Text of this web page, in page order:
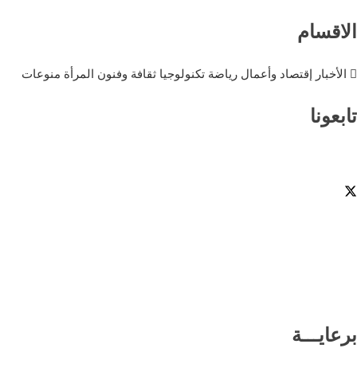
الاقسام
الأخبار إقتصاد وأعمال رياضة تكنولوجيا ثقافة وفنون المرأة منوعات
تابعونا
برعايـــة